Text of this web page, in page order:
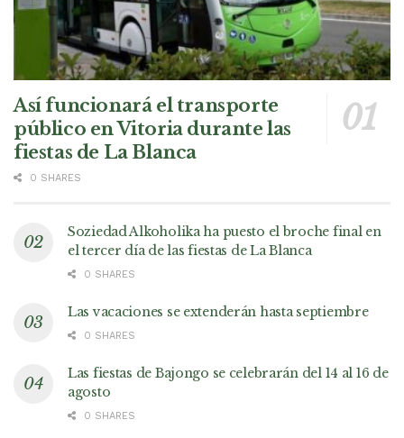
Así funcionará el transporte
público en Vitoria durante las
fiestas de La Blanca
0 SHARES
Soziedad Alkoholika ha puesto el broche final en
el tercer día de las fiestas de La Blanca
0 SHARES
Las vacaciones se extenderán hasta septiembre
0 SHARES
Las fiestas de Bajongo se celebrarán del 14 al 16 de
agosto
0 SHARES